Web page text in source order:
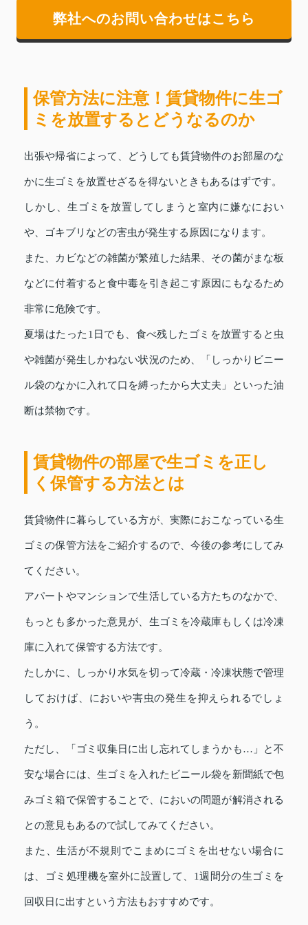
弊社へのお問い合わせはこちら
保管方法に注意！賃貸物件に生ゴ
ミを放置するとどうなるのか
出張や帰省によって、どうしても賃貸物件のお部屋のな
かに生ゴミを放置せざるを得ないときもあるはずです。
しかし、生ゴミを放置してしまうと室内に嫌なにおい
や、ゴキブリなどの害虫が発生する原因になります。
また、カビなどの雑菌が繁殖した結果、その菌がまな板
などに付着すると食中毒を引き起こす原因にもなるため
非常に危険です。
夏場はたった1日でも、食べ残したゴミを放置すると虫
や雑菌が発生しかねない状況のため、「しっかりビニー
ル袋のなかに入れて口を縛ったから大丈夫」といった油
断は禁物です。
賃貸物件の部屋で生ゴミを正し
く保管する方法とは
賃貸物件に暮らしている方が、実際におこなっている生
ゴミの保管方法をご紹介するので、今後の参考にしてみ
てください。
アパートやマンションで生活している方たちのなかで、
もっとも多かった意見が、生ゴミを冷蔵庫もしくは冷凍
庫に入れて保管する方法です。
たしかに、しっかり水気を切って冷蔵・冷凍状態で管理
しておけば、においや害虫の発生を抑えられるでしょ
う。
ただし、「ゴミ収集日に出し忘れてしまうかも…」と不
安な場合には、生ゴミを入れたビニール袋を新聞紙で包
みゴミ箱で保管することで、においの問題が解消される
との意見もあるので試してみてください。
また、生活が不規則でこまめにゴミを出せない場合に
は、ゴミ処理機を室外に設置して、1週間分の生ゴミを
回収日に出すという方法もおすすめです。